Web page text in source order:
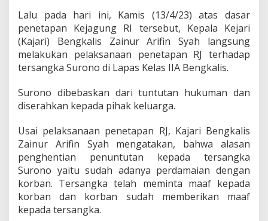
a
j
a
r
i
e
n
g
a
l
i
s
H
e
n
t
Lalu pada hari ini, Kamis (13/4/23) atas dasar
penetapan Kejagung RI tersebut, Kepala Kejari
(Kajari) Bengkalis Zainur Arifin Syah langsung
melakukan pelaksanaan penetapan RJ terhadap
tersangka Surono di Lapas Kelas IIA Bengkalis.
Surono dibebaskan dari tuntutan hukuman dan
diserahkan kepada pihak keluarga.
Usai pelaksanaan penetapan RJ, Kajari Bengkalis
Zainur Arifin Syah mengatakan, bahwa alasan
penghentian penuntutan kepada tersangka
Surono yaitu sudah adanya perdamaian dengan
korban. Tersangka telah meminta maaf kepada
korban dan korban sudah memberikan maaf
kepada tersangka.